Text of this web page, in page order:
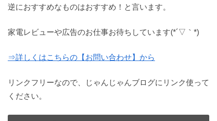
逆におすすめなものはおすすめ！と言います。
家電レビューや広告のお仕事お待ちしています(*´▽｀*)
⇒詳しくはこちらの【お問い合わせ】から
リンクフリーなので、じゃんじゃんブログにリンク使って
ください。